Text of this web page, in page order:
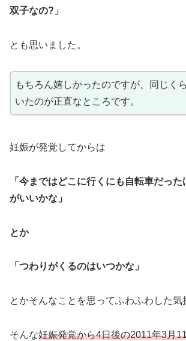
双子なの?」
とも思いました。
もちろん嬉しかったのですが、同じく
いたのが正直なところです。
妊娠が発覚してからは
「今まではどこに行くにも自転車だっ
がいいかな」
とか
「つわりがくるのはいつかな」
とかそんなことを思ってふわふわした気
そんな妊娠発覚から4日後の2011年3月